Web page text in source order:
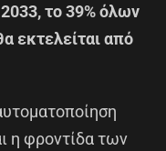
το 39% όλων
εκτελείται από
η φροντίδα των